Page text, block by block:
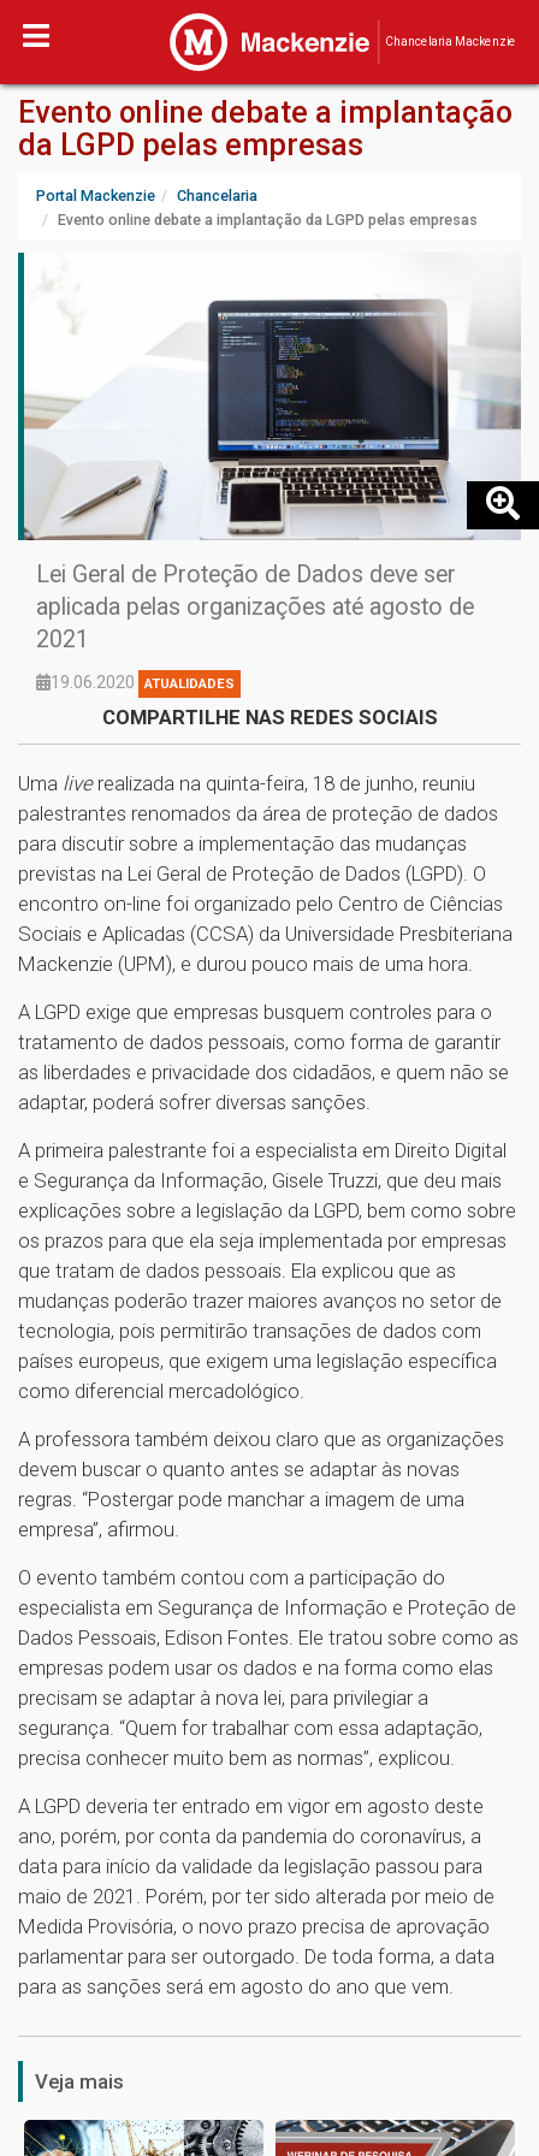
Chancelaria Mackenzie
Evento online debate a implantação
da LGPD pelas empresas
Portal Mackenzie
Chancelaria
Evento online debate a implantação da LGPD pelas empresas
Lei Geral de Proteção de Dados deve ser
aplicada pelas organizações até agosto de
2021
19.06.2020 ATUALIDADES
COMPARTILHE NAS REDES SOCIAIS
Uma live realizada na quinta-feira, 18 de junho, reuniu
palestrantes renomados da área de proteção de dados
para discutir sobre a implementação das mudanças
previstas na Lei Geral de Proteção de Dados (LGPD). O
encontro on-line foi organizado pelo Centro de Ciências
Sociais e Aplicadas (CCSA) da Universidade Presbiteriana
Mackenzie (UPM), e durou pouco mais de uma hora.
A LGPD exige que empresas busquem controles para o
tratamento de dados pessoais, como forma de garantir
as liberdades e privacidade dos cidadãos, e quem não se
adaptar, poderá sofrer diversas sanções.
A primeira palestrante foi a especialista em Direito Digital
e Segurança da Informação, Gisele Truzzi, que deu mais
explicações sobre a legislação da LGPD, bem como sobre
os prazos para que ela seja implementada por empresas
que tratam de dados pessoais. Ela explicou que as
mudanças poderão trazer maiores avanços no setor de
tecnologia, pois permitirão transações de dados com
países europeus, que exigem uma legislação específica
como diferencial mercadológico.
A professora também deixou claro que as organizações
devem buscar o quanto antes se adaptar às novas
regras. “Postergar pode manchar a imagem de uma
empresa”, afirmou.
O evento também contou com a participação do
especialista em Segurança de Informação e Proteção de
Dados Pessoais, Edison Fontes. Ele tratou sobre como as
empresas podem usar os dados e na forma como elas
precisam se adaptar à nova lei, para privilegiar a
segurança. “Quem for trabalhar com essa adaptação,
precisa conhecer muito bem as normas”, explicou.
A LGPD deveria ter entrado em vigor em agosto deste
ano, porém, por conta da pandemia do coronavírus, a
data para início da validade da legislação passou para
maio de 2021. Porém, por ter sido alterada por meio de
Medida Provisória, o novo prazo precisa de aprovação
parlamentar para ser outorgado. De toda forma, a data
para as sanções será em agosto do ano que vem.
1
Veja mais